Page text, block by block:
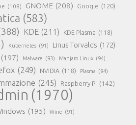
(108) GNOME (208) Google (120)
(583)
KDE (211) KDE Plasma (118)
Kubernetes (91) Linus Torvalds (172)
(197) Malware (93) Manjaro Linux (94)
(249) NVIDIA (118) Plasma (94)
(245) Raspberry Pi (142)
(1970)
(195) Wine (91)